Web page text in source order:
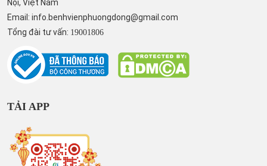
Nội, Việt Nam
Email: info.benhvienphuongdong@gmail.com
Tổng đài tư vấn: 19001806
TẢI APP